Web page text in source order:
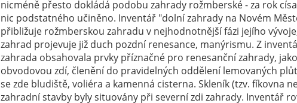
nicméně přesto dokládá podobu zahrady rožmberské - za rok
nic podstatného učiněno. Inventář "dolní zahrady na Novém
přibližuje rožmberskou zahradu v nejhodnotnější fázi jejího
zahrad projevuje již duch pozdní renesance, manýrismu. Z
zahrada obsahovala prvky příznačné pro renesanční zahrady,
obvodovou zdí, členění do pravidelných oddělení lemovaných
se zde bludiště, voliéra a kamenná cisterna. Skleník (tzv. fíkovna
zahradní stavby byly situovány při severní zdi zahrady. Inventář